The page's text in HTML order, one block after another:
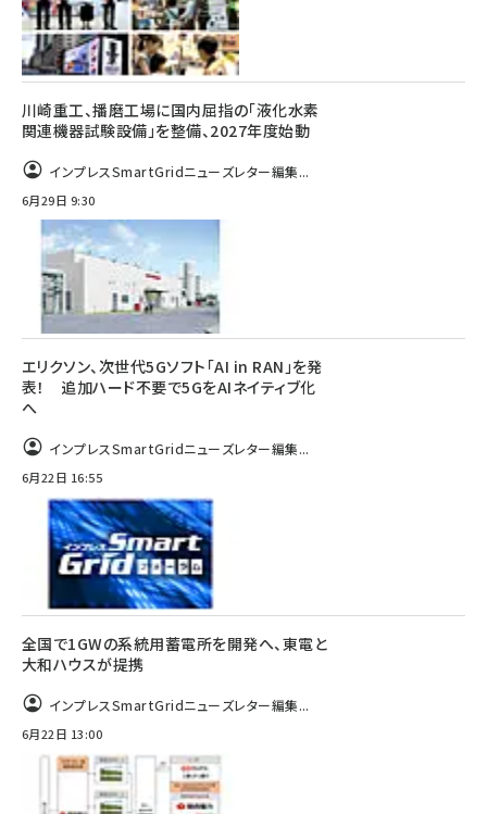
川崎重工、播磨工場に国内屈指の「液化水素
関連機器試験設備」を整備、2027年度始動
インプレスSmartGridニューズレター編集...
6月29日 9:30
エリクソン、次世代5Gソフト「AI in RAN」を発
表！ 追加ハード不要で5GをAIネイティブ化
へ
インプレスSmartGridニューズレター編集...
6月22日 16:55
全国で1GWの系統用蓄電所を開発へ、東電と
大和ハウスが提携
インプレスSmartGridニューズレター編集...
6月22日 13:00